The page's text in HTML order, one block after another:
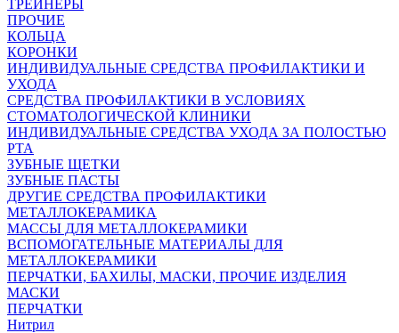
ТРЕЙНЕРЫ
ПРОЧИЕ
КОЛЬЦА
КОРОНКИ
ИНДИВИДУАЛЬНЫЕ СРЕДСТВА ПРОФИЛАКТИКИ И
УХОДА
СРЕДСТВА ПРОФИЛАКТИКИ В УСЛОВИЯХ
СТОМАТОЛОГИЧЕСКОЙ КЛИНИКИ
ИНДИВИДУАЛЬНЫЕ СРЕДСТВА УХОДА ЗА ПОЛОСТЬЮ
РТА
ЗУБНЫЕ ЩЕТКИ
ЗУБНЫЕ ПАСТЫ
ДРУГИЕ СРЕДСТВА ПРОФИЛАКТИКИ
МЕТАЛЛОКЕРАМИКА
МАССЫ ДЛЯ МЕТАЛЛОКЕРАМИКИ
ВСПОМОГАТЕЛЬНЫЕ МАТЕРИАЛЫ ДЛЯ
МЕТАЛЛОКЕРАМИКИ
ПЕРЧАТКИ, БАХИЛЫ, МАСКИ, ПРОЧИЕ ИЗДЕЛИЯ
МАСКИ
ПЕРЧАТКИ
Нитрил